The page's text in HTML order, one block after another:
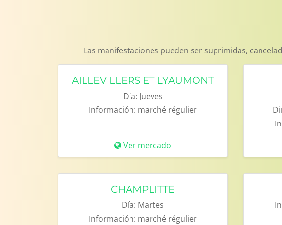
Las manifestaciones pueden ser suprimidas,
AILLEVILLERS ET LYAUMONT
Día: Jueves
Información: marché régulier
Ver mercado
CHAMPLITTE
Día: Martes
Información: marché régulier